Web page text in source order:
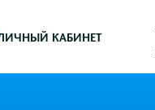
КАБИНЕТ